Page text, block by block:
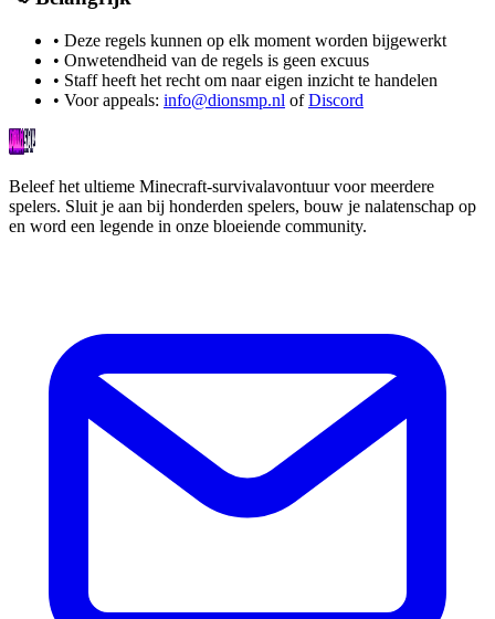
• Deze regels kunnen op elk moment worden bijgewerkt
• Onwetendheid van de regels is geen excuus
• Staff heeft het recht om naar eigen inzicht te handelen
• Voor appeals: info@dionsmp.nl ofDiscord
Beleef het ultieme Minecraft-survivalavontuur voor meerdere
spelers. Sluit je aan bij honderden spelers, bouw je nalatenschap op
en word een legende in onze bloeiende community.